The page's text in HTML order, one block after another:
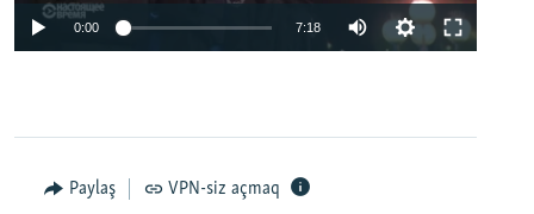
0:00 7:18
Paylaş VPN-siz açmaq